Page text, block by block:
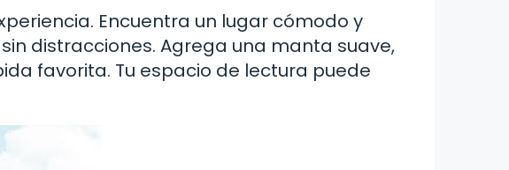
Encuentra un lugar cómodo y
distracciones. Agrega una manta suave,
favorita. Tu espacio de lectura puede